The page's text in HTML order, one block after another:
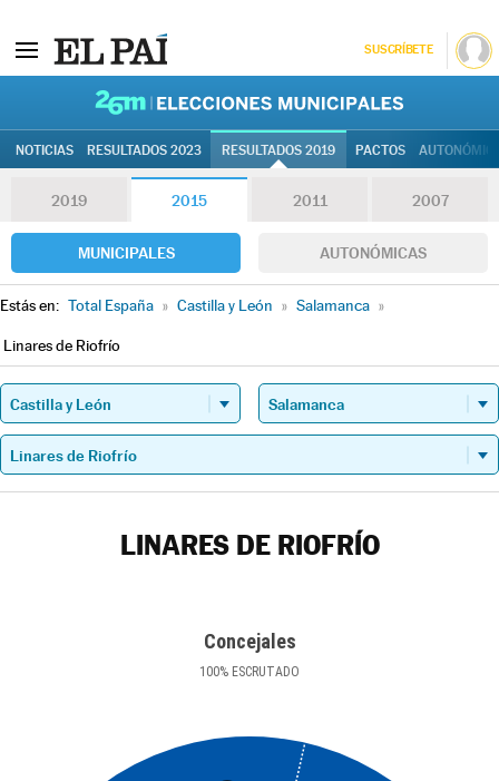
SUSCRÍBETE
NOTICIAS RESULTADOS 2023 RESULTADOS 2019 PACTOS
2019 2015 2011 2007
MUNICIPALES AUTONÓMICAS
Estás en: Total España » Castilla y León » Salamanca »
Linares de Riofrío
LINARES DE RIOFRÍO
Concejales
100% ESCRUTADO